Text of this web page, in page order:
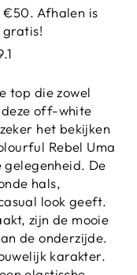
Afhalen is
top die zowel
off-white
het bekijken
Rebel Uma
gelegenheid. De
hals,
look geeft.
zijn de mooie
de onderzijde.
karakter.